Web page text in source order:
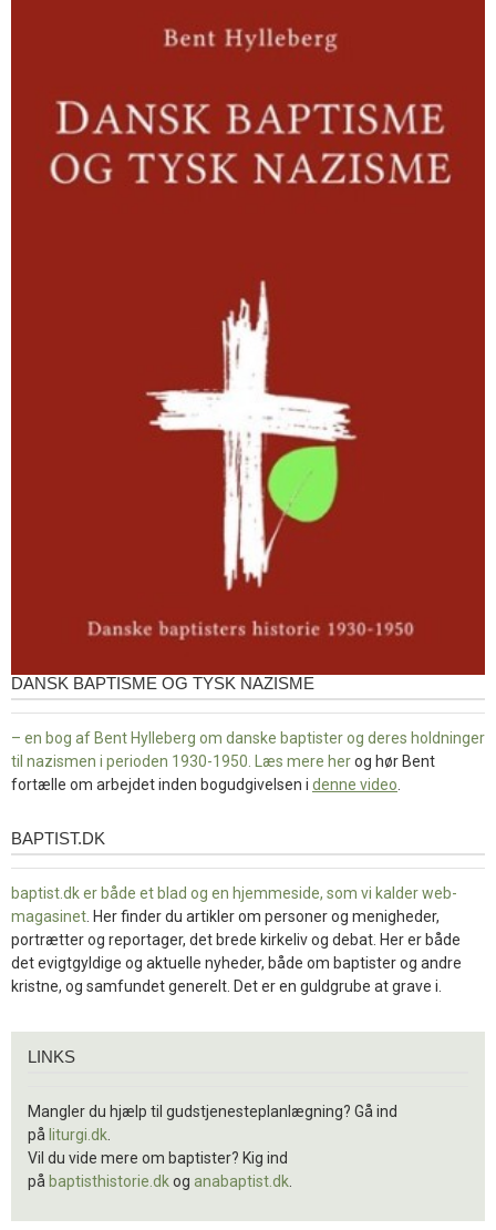
DANSK BAPTISME OG TYSK NAZISME
– en bog af Bent Hylleberg om danske baptister og deres holdninger
til nazismen i perioden 1930-1950. Læs mere herog hør Bent
fortælle om arbejdet inden bogudgivelsen i denne video
baptist.dk
BAPTIST.DK
baptist.dk er både et blad og en hjemmeside, som vi kalder web-
magasinet . Her finder du artikler om personer og menigheder,
portrætter og reportager, det brede kirkeliv og debat. Her er både
det evigtgyldige og aktuelle nyheder, både om baptister og andre
kristne, og samfundet generelt. Det er en guldgrube at grave i.
LINKS
Mangler du hjælp til gudstjenesteplanlægning? Gå ind
på liturgi.dk
Vil du vide mere om baptister? Kig ind
på baptisthistorie.dkog anabaptist.dk